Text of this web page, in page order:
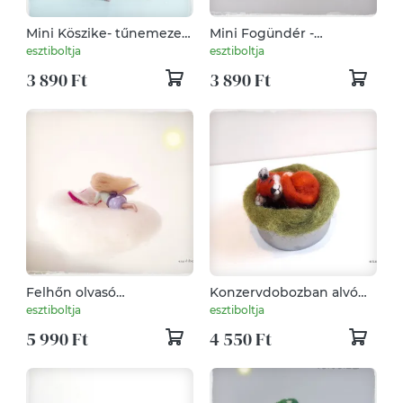
Mini Köszike- tűnemezelt
baba, dísz, függö
esztiboltja
3 890 Ft
Mini Fogündér -
tűnemezelt baba, dísz,
esztiboltja
3 890 Ft
Felhőn olvasó
kislány/kisfiú -
tűnemezelt függő, dísz
esztiboltja
5 990 Ft
Konzervdobozban alvó
kisróka - tűnemezelt
esztiboltja
4 550 Ft